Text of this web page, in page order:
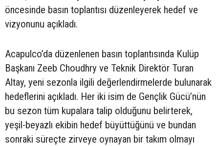
öncesinde basın toplantısı düzenleyerek hedef ve
vizyonunu açıkladı.
Acapulco’da düzenlenen basın toplantısında Kulüp
Başkanı Zeeb Choudhry ve Teknik Direktör Turan
Altay, yeni sezonla ilgili değerlendirmelerde bulunarak
hedeflerini açıkladı. Her iki isim de Gençlik Gücü’nün
bu sezon tüm kupalara talip olduğunu belirterek,
yeşil-beyazlı ekibin hedef büyüttüğünü ve bundan
sonraki süreçte zirveye oynayan bir takım olmayı